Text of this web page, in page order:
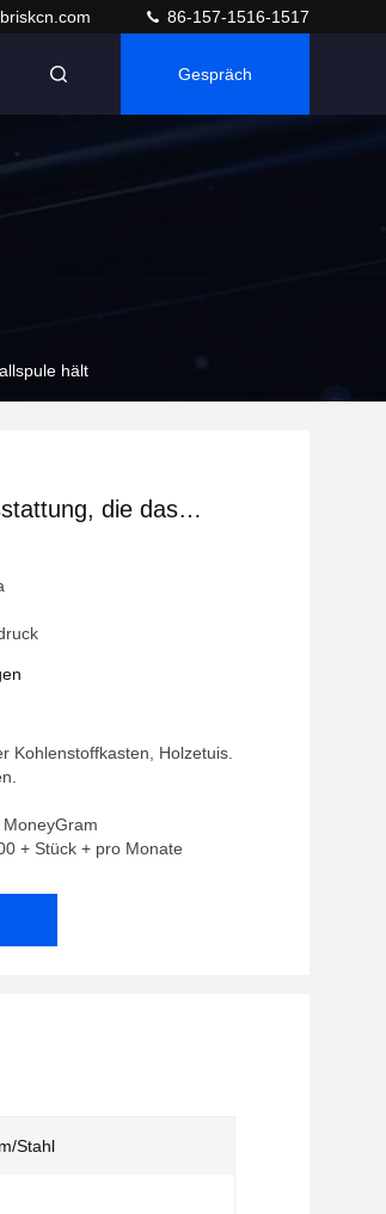
86-157-1516-1517
Gespräch
hält
die das
der Metallspule
Kohlenstoffkasten, Holzetuis.
+ Stück + pro Monate
Stahl